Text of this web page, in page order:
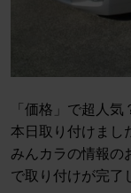
「価格」で超人
本日取り付けまし
みんカラの情報の
で取り付けが完了